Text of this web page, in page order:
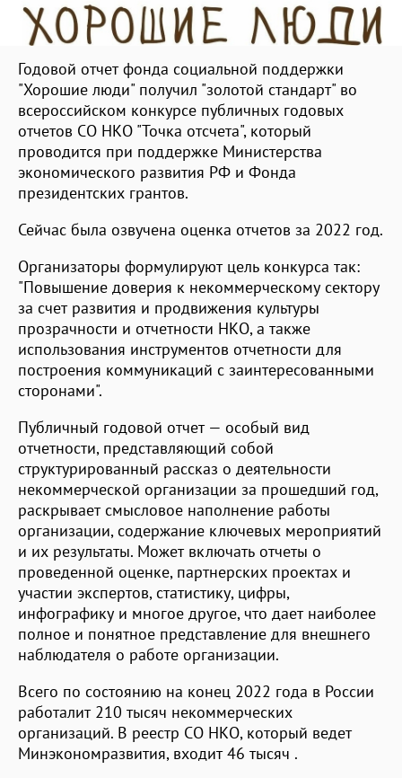
Годовой отчет фонда социальной поддержки
"Хорошие люди" получил "золотой стандарт" во
всероссийском конкурсе публичных годовых
отчетов СО НКО "Точка отсчета", который
проводится при поддержке Министерства
экономического развития РФ и Фонда
президентских грантов.
Сейчас была озвучена оценка отчетов за 2022 год.
Организаторы формулируют цель конкурса так:
"Повышение доверия к некоммерческому сектору
за счет развития и продвижения культуры
прозрачности и отчетности НКО, а также
использования инструментов отчетности для
построения коммуникаций с заинтересованными
сторонами".
Публичный годовой отчет — особый вид
отчетности, представляющий собой
структурированный рассказ о деятельности
некоммерческой организации за прошедший год,
раскрывает смысловое наполнение работы
организации, содержание ключевых мероприятий
и их результаты. Может включать отчеты о
проведенной оценке, партнерских проектах и
участии экспертов, статистику, цифры,
инфографику и многое другое, что дает наиболее
полное и понятное представление для внешнего
наблюдателя о работе организации.
Всего по состоянию на конец 2022 года в России
работалит 210 тысяч некоммерческих
организаций. В реестр СО НКО, который ведет
Минэкономразвития, входит 46 тысяч .